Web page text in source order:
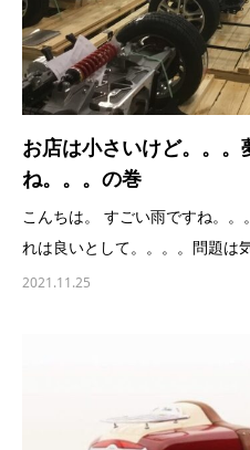
お店は小さいけど。。。
ね。。。の巻
こんちは。 すごい雨ですね。
れは良いとして。。。。問題は
2021.11.25